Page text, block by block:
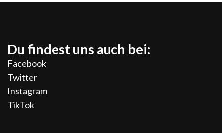
Du findest uns auch bei:
Facebook
Twitter
Instagram
TikTok